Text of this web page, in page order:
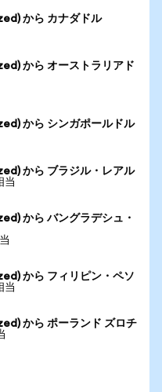
から カナダドル
から オーストラリアド
から シンガポールドル
から ブラジル・レアル
当
から バングラデシュ・
から フィリピン・ペソ
当
から ポーランド ズロチ